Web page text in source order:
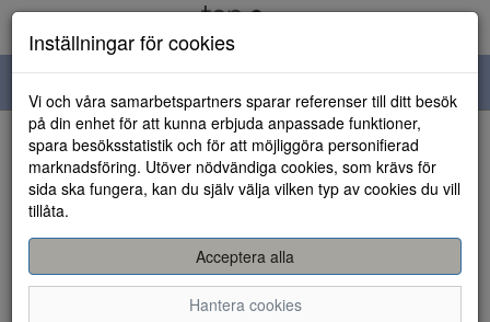
navigation
HEM
Inställningar för cookies
Vi och våra samarbetspartners sparar referenser till ditt besök
på din enhet för att kunna erbjuda anpassade funktioner,
spara besöksstatistik och för att möjliggöra personifierad
marknadsföring. Utöver nödvändiga cookies, som krävs för
sida ska fungera, kan du själv välja vilken typ av cookies du vill
tillåta.
Acceptera alla
Hantera cookies